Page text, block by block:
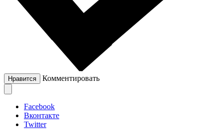
Нравится Комментировать
Facebook
Вконтакте
Twitter